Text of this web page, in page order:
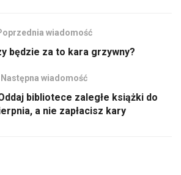
wiadomość
będzie za to kara grzywny?
Następna wiadomość
bibliotece zaległe książki do
a nie zapłacisz kary